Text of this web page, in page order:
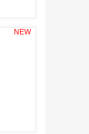
NEW